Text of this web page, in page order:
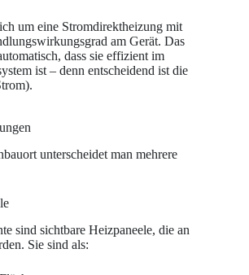
um eine Stromdirektheizung mit
am Gerät. Das
dass sie effizient im
ist – denn entscheidend ist die
unterscheidet man mehrere
sind sichtbare Heizpaneele, die an
Sie sind als: